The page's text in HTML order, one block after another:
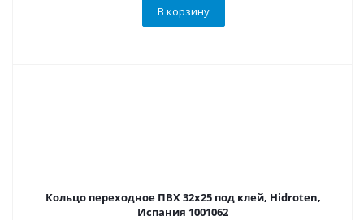
В корзину
Кольцо переходное ПВХ 32х25 под клей, Hidroten,
Испания 1001062